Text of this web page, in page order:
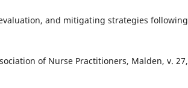
and mitigating strategies following
of Nurse Practitioners, Malden, v. 27,